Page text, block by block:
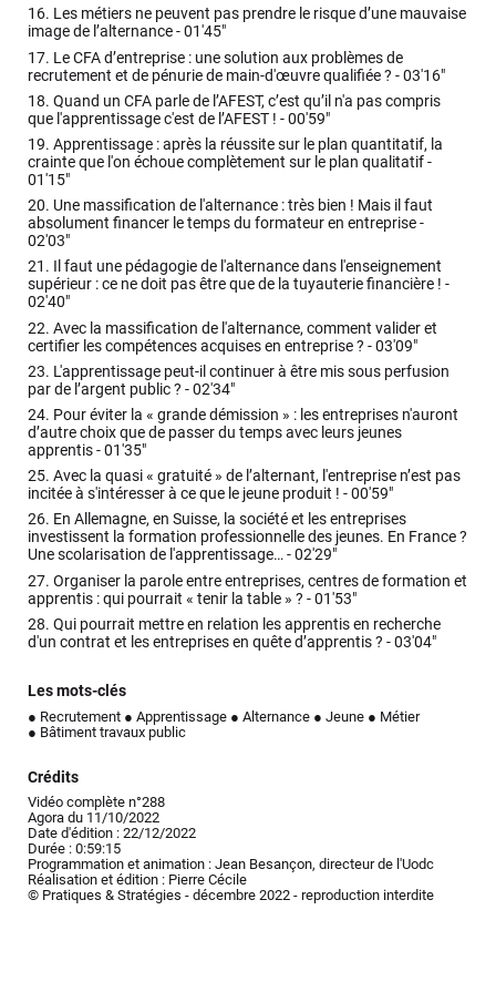
16. Les métiers ne peuvent pas prendre le risque d’une mauvaise
image de l’alternance -01'45"
17. Le CFA d’entreprise : une solution aux problèmes de
recrutement et de pénurie de main-d'œuvre qualifiée ? -03'16"
18. Quand un CFA parle de l’AFEST, c’est qu’il n'a pas compris
que l'apprentissage c'est de l’AFEST ! -00'59"
19. Apprentissage : après la réussite sur le plan quantitatif, la
crainte que l'on échoue complètement sur le plan qualitatif -
01'15"
20. Une massification de l'alternance : très bien ! Mais il faut
absolument financer le temps du formateur en entreprise -
02'03"
21. Il faut une pédagogie de l'alternance dans l'enseignement
supérieur : ce ne doit pas être que de la tuyauterie financière ! -
02'40"
22. Avec la massification de l'alternance, comment valider et
certifier les compétences acquises en entreprise ? -03'09"
23. L'apprentissage peut-il continuer à être mis sous perfusion
par de l’argent public ? -02'34"
24. Pour éviter la « grande démission » : les entreprises n'auront
d’autre choix que de passer du temps avec leurs jeunes
apprentis -01'35"
25. Avec la quasi « gratuité » de l’alternant, l'entreprise n’est pas
incitée à s'intéresser à ce que le jeune produit ! -00'59"
26. En Allemagne, en Suisse, la société et les entreprises
investissent la formation professionnelle des jeunes. En France ?
Une scolarisation de l'apprentissage… -02'29"
27. Organiser la parole entre entreprises, centres de formation et
apprentis : qui pourrait « tenir la table » ? -01'53"
28. Qui pourrait mettre en relation les apprentis en recherche
d'un contrat et les entreprises en quête d’apprentis ? -03'04"
Les mots-clés
● Recrutement ● Apprentissage ● Alternance ● Jeune ● Métier
● Bâtiment travaux public
Crédits
Vidéo complète n°288
Agora du 11/10/2022
Date d'édition : 22/12/2022
Durée : 0:59:15
Programmation et animation : Jean Besançon, directeur de l'Uodc
Réalisation et édition : Pierre Cécile
© Pratiques & Stratégies - décembre 2022 - reproduction interdite